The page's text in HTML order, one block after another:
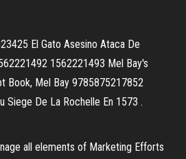
El Gato Asesino Ataca De
1562221493 Mel Bay's
Book, Mel Bay 9785875217852
Siege De La Rochelle En 1573 .
all elements of Marketing Efforts